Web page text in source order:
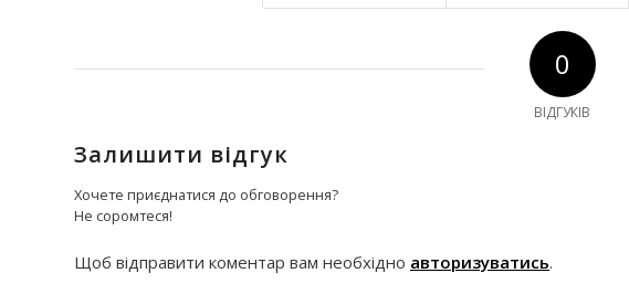
0
ВІДГУКІВ
Залишити відгук
Хочете приєднатися до обговорення?
Не соромтеся!
Щоб відправити коментар вам необхідно авторизуватись.